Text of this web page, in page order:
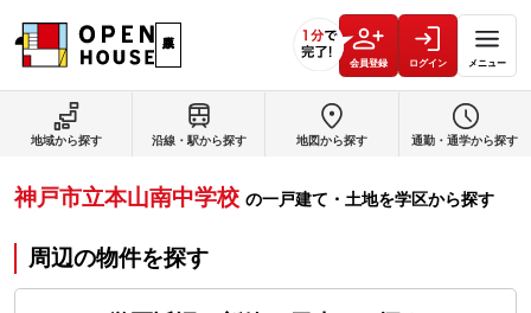
会員登録 ログイン メニュー
地域から探す 沿線・駅から探す 地図から探す 通勤・通学から探す
神戸市立本山南中学校 の一戸建て・土地を学区から探す
周辺の物件を探す